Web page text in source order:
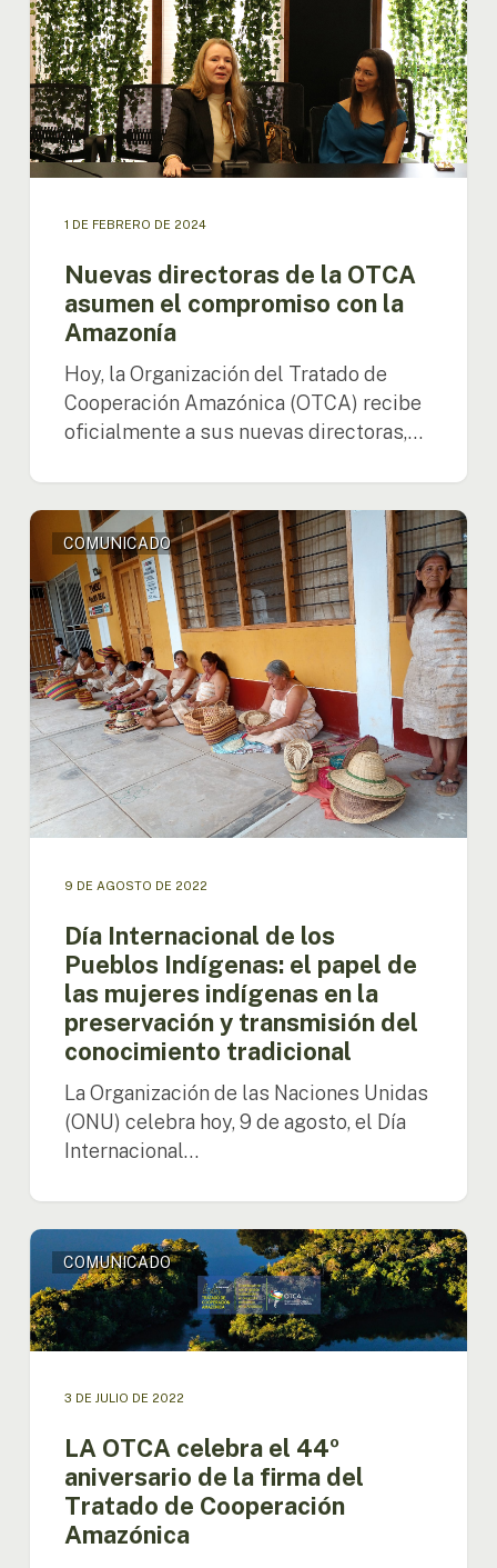
de
la
OTCA
asumen
el
compromiso
con
la
1 DE FEBRERO DE 2024
Nuevas directoras de la OTCA
asumen el compromiso con la
Amazonía
Hoy, la Organización del Tratado de
Cooperación Amazónica (OTCA) recibe
oficialmente a sus nuevas directoras,…
Día
Internacional
los
Pueblos
Indígenas:
el
papel
de
las
mujeres
indígenas
en
la
conocimiento
tradicional
COMUNICADO
9 DE AGOSTO DE 2022
Día Internacional de los
Pueblos Indígenas: el papel de
las mujeres indígenas en la
preservación y transmisión del
conocimiento tradicional
La Organización de las Naciones Unidas
(ONU) celebra hoy, 9 de agosto, el Día
Internacional…
LA
OTCA
celebra
el
44º
firma
Tratado
Cooperación
COMUNICADO
3 DE JULIO DE 2022
LA OTCA celebra el 44º
aniversario de la firma del
Tratado de Cooperación
Amazónica